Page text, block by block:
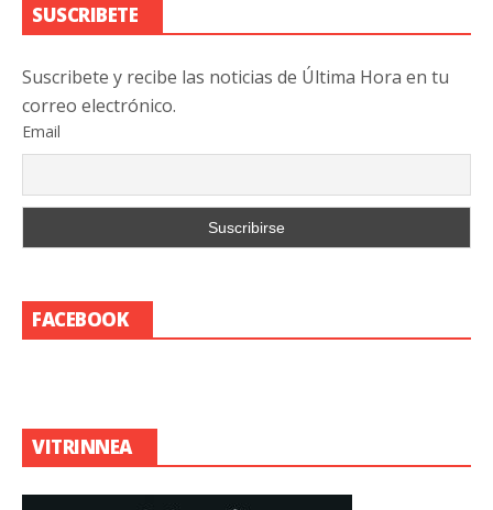
SUSCRIBETE
Suscribete y recibe las noticias de Última Hora en tu
correo electrónico.
Email
FACEBOOK
VITRINNEA